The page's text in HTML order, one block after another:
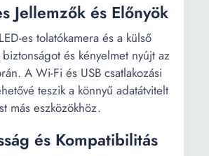
Jellemzők és Előnyök
es tolatókamera és a külső
és kényelmet nyújt az
A Wi-Fi és USB csatlakozási
teszik a könnyű adatátvitelt
más eszközökhöz.
és Kompatibilitás